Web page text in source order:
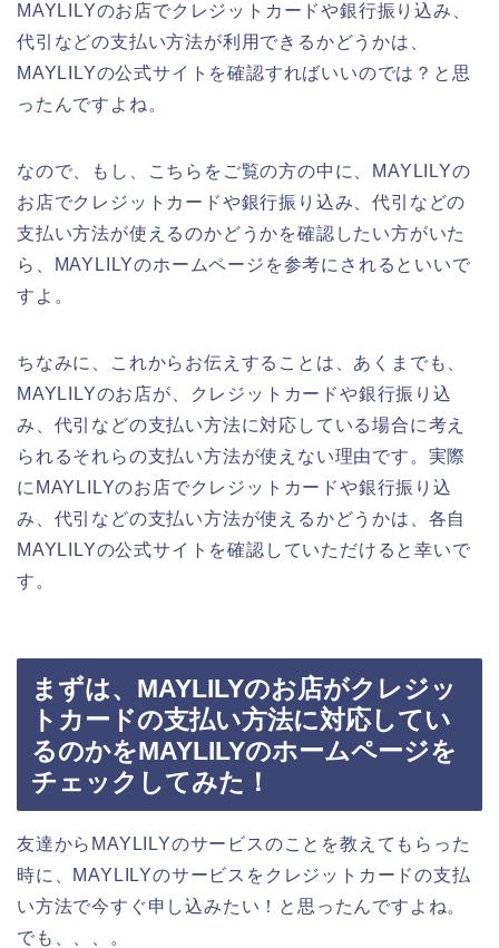
MAYLILYのお店でクレジットカードや銀行振り込み、
代引などの支払い方法が利用できるかどうかは、
MAYLILYの公式サイトを確認すればいいのでは？と思
ったんですよね。
なので、もし、こちらをご覧の方の中に、MAYLILYの
お店でクレジットカードや銀行振り込み、代引などの
支払い方法が使えるのかどうかを確認したい方がいた
ら、MAYLILYのホームページを参考にされるといいで
すよ。
ちなみに、これからお伝えすることは、あくまでも、
MAYLILYのお店が、クレジットカードや銀行振り込
み、代引などの支払い方法に対応している場合に考え
られるそれらの支払い方法が使えない理由です。実際
にMAYLILYのお店でクレジットカードや銀行振り込
み、代引などの支払い方法が使えるかどうかは、各自
MAYLILYの公式サイトを確認していただけると幸いで
す。
まずは、MAYLILYのお店がクレジッ
トカードの支払い方法に対応してい
るのかをMAYLILYのホームページを
チェックしてみた！
友達からMAYLILYのサービスのことを教えてもらった
時に、MAYLILYのサービスをクレジットカードの支払
い方法で今すぐ申し込みたい！と思ったんですよね。
でも、、、。